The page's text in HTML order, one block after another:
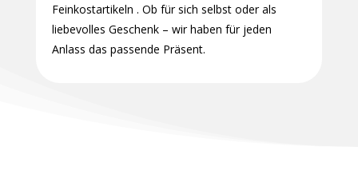
Feinkostartikeln . Ob für sich selbst oder als
liebevolles Geschenk – wir haben für jeden
Anlass das passende Präsent.